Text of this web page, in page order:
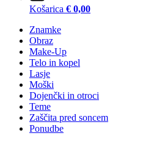
Košarica € 0,00
Znamke
Obraz
Make-Up
Telo in kopel
Lasje
Moški
Dojenčki in otroci
Teme
Zaščita pred soncem
Ponudbe